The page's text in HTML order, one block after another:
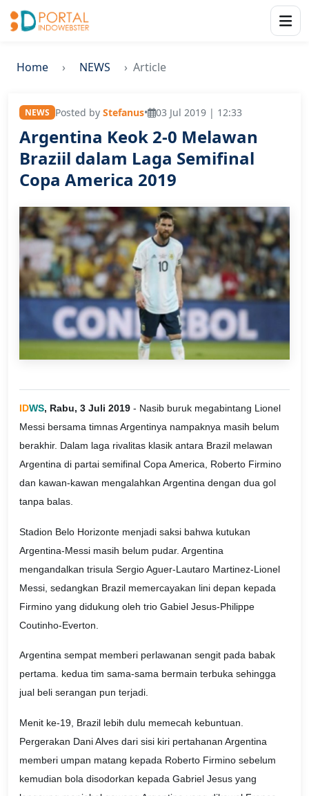
Home NEWS Article
NEWS Posted by Stefanus• 03 Jul 2019 | 12:33
Argentina Keok 2-0 Melawan
Braziil dalam Laga Semifinal
Copa America 2019
IDWS, Rabu, 3 Juli 2019 - Nasib buruk megabintang Lionel
Messi bersama timnas Argentinya nampaknya masih belum
berakhir. Dalam laga rivalitas klasik antara Brazil melawan
Argentina di partai semifinal Copa America, Roberto Firmino
dan kawan-kawan mengalahkan Argentina dengan dua gol
tanpa balas.
Stadion Belo Horizonte menjadi saksi bahwa kutukan
Argentina-Messi masih belum pudar. Argentina
mengandalkan trisula Sergio Aguer-Lautaro Martinez-Lionel
Messi, sedangkan Brazil memercayakan lini depan kepada
Firmino yang didukung oleh trio Gabiel Jesus-Philippe
Coutinho-Everton.
Argentina sempat memberi perlawanan sengit pada babak
pertama. kedua tim sama-sama bermain terbuka sehingga
jual beli serangan pun terjadi.
Menit ke-19, Brazil lebih dulu memecah kebuntuan.
Pergerakan Dani Alves dari sisi kiri pertahanan Argentina
memberi umpan matang kepada Roberto Firmino sebelum
kemudian bola disodorkan kepada Gabriel Jesus yang